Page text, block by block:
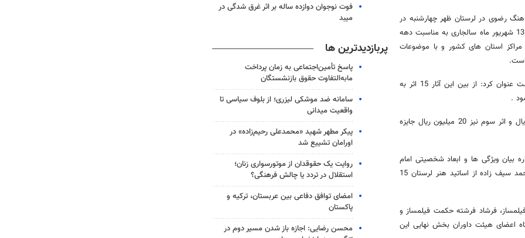
رضوی در لرستان ظهر چهارشنبه در
حاشیه این جشنواره در گفتگو خبرنگار مهر با بیان اینکه این جشنواره از 12 تا 13 شهریور ماه سالجاری به مناسبت دهه
استان های کشور و با موضوعات
گوهری با بیان اینکه در مجموع تعداد 51 اثر به دبیرخانه جشنواره رسیده است عنوان کرد: از بین این آثار 15 اثر به
.
وی افزود: به اثر برگزیده این جشنواره 40 میلیون ریال، اثر دوم 30 میلیون ریال و اثر سوم نیز 20 میلیون ریال جایزه
بیان ویژگی ها و ابعاد شخصیتی امام
رضا(ع) است تصریح کرد : سیامک موسوی اسدزاده، ناصر ناصرپور و سید محمد سیف زاده از اساتید هنر لرستان 15
فرشاد فرشته حکمت فیلمساز و
اعضای هیئت داوران بخش نهایی این
فوت نوجوان دوازده ساله بر اثر غرق شدگی در
میبد
پربازدیدترین ها
پاسخ تأمین‌اجتماعی به زمان پرداخت
مابه‌التفاوت حقوق بازنشستگان
سامانه ضد موشکی لیزری؛ از بلوف سیاسی تا
واقعیت میدانی
پیکر مطهر شهید «محمدعلی رحیم‌زاده» در
اورامان تشییع شد
روایت یک حقوقدان از موتورسواری زنان؛
استقلال در تردد یا چالش فرهنگی؟
امضای توافق دفاعی بین عربستان، ترکیه و
پاکستان
محسن رضایی: اجازه باز شدن مسیر دوم در